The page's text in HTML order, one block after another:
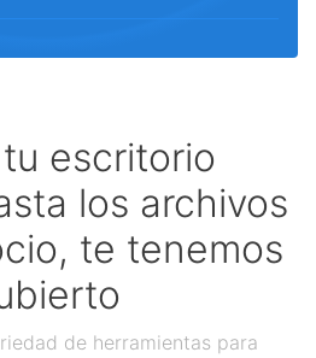
escritorio
los archivos
te tenemos
de herramientas para